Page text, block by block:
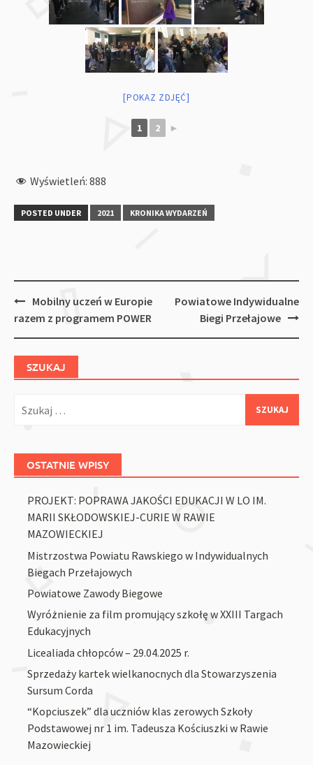
[POKAZ ZDJĘĆ]
1 2 ►
Wyświetleń: 888
POSTED UNDER 2021 KRONIKA WYDARZEŃ
Post
navigation
Mobilny uczeń w Europie
razem z programem POWER
Powiatowe Indywidualne
Biegi Przełajowe
SZUKAJ
OSTATNIE WPISY
PROJEKT: POPRAWA JAKOŚCI EDUKACJI W LO IM.
MARII SKŁODOWSKIEJ-CURIE W RAWIE
MAZOWIECKIEJ
Mistrzostwa Powiatu Rawskiego w Indywidualnych
Biegach Przełajowych
Powiatowe Zawody Biegowe
Wyróżnienie za film promujący szkołę w XXIII Targach
Edukacyjnych
Licealiada chłopców – 29.04.2025 r.
Sprzedaży kartek wielkanocnych dla Stowarzyszenia
Sursum Corda
“Kopciuszek” dla uczniów klas zerowych Szkoły
Podstawowej nr 1 im. Tadeusza Kościuszki w Rawie
Mazowieckiej